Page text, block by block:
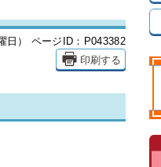
） ページID：P043382
印刷する